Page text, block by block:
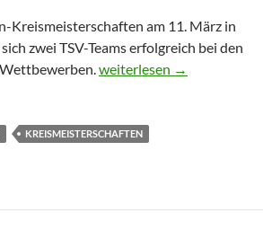
Kreismeisterschaften am 11. März in
zwei TSV-Teams erfolgreich bei den
KiLa-Teams belegen die
weiterlesen →
KREISMEISTERSCHAFTEN